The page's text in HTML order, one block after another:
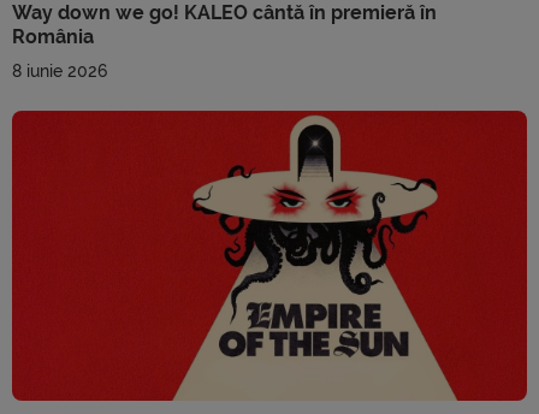
Way down we go! KALEO cântă în premieră în
România
8 iunie 2026